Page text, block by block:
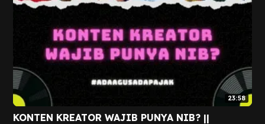
23:58
KONTEN KREATOR WAJIB PUNYA NIB? ||